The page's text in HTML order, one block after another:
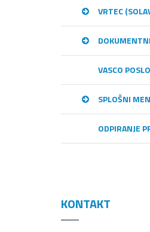
VRTEC
VASCO
SPLOŠNI
ODPIRANJE
KONTAKT